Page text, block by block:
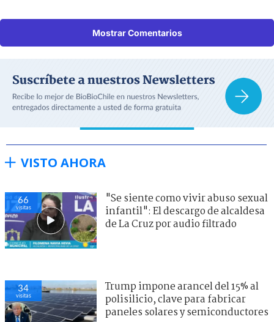
Mostrar Comentarios
VISTO AHORA
66
visitas
"Se siente como vivir abuso sexual
infantil": El descargo de alcaldesa
de La Cruz por audio filtrado
34
visitas
Trump impone arancel del 15% al
polisilicio, clave para fabricar
paneles solares y semiconductores